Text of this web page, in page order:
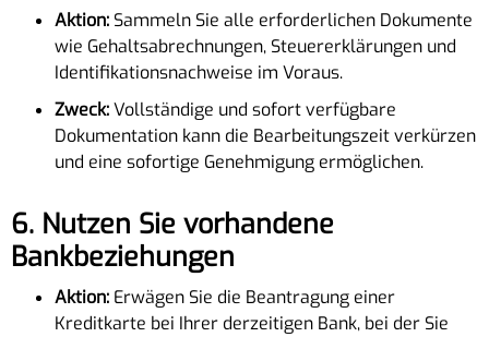
Aktion: Sammeln Sie alle erforderlichen Dokumente
wie Gehaltsabrechnungen, Steuererklärungen und
Identifikationsnachweise im Voraus.
Zweck:Vollständige und sofort verfügbare
Dokumentation kann die Bearbeitungszeit verkürzen
und eine sofortige Genehmigung ermöglichen.
6. Nutzen Sie vorhandene
Bankbeziehungen
Aktion: Erwägen Sie die Beantragung einer
Kreditkarte bei Ihrer derzeitigen Bank, bei der Sie